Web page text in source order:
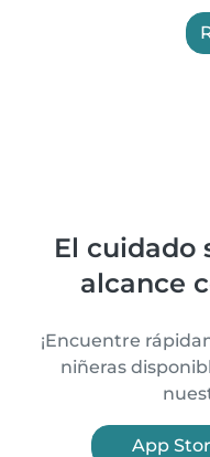
El cuidado
alcance
¡Encuentre
niñeras
App